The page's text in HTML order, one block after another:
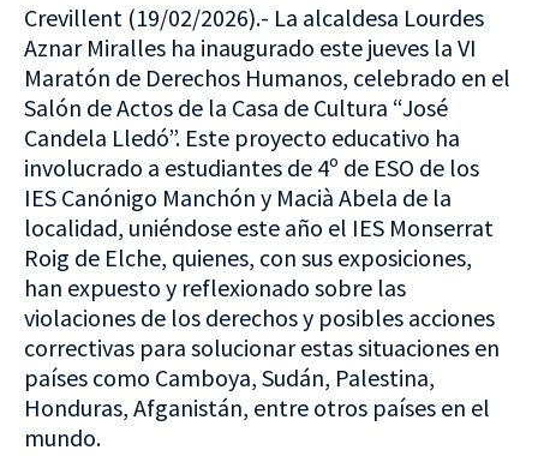
Crevillent (19/02/2026).- La alcaldesa Lourdes
Aznar Miralles ha inaugurado este jueves la VI
Maratón de Derechos Humanos, celebrado en el
Salón de Actos de la Casa de Cultura “José
Candela Lledó”. Este proyecto educativo ha
involucrado a estudiantes de 4º de ESO de los
IES Canónigo Manchón y Macià Abela de la
localidad, uniéndose este año el IES Monserrat
Roig de Elche, quienes, con sus exposiciones,
han expuesto y reflexionado sobre las
violaciones de los derechos y posibles acciones
correctivas para solucionar estas situaciones en
países como Camboya, Sudán, Palestina,
Honduras, Afganistán, entre otros países en el
mundo.